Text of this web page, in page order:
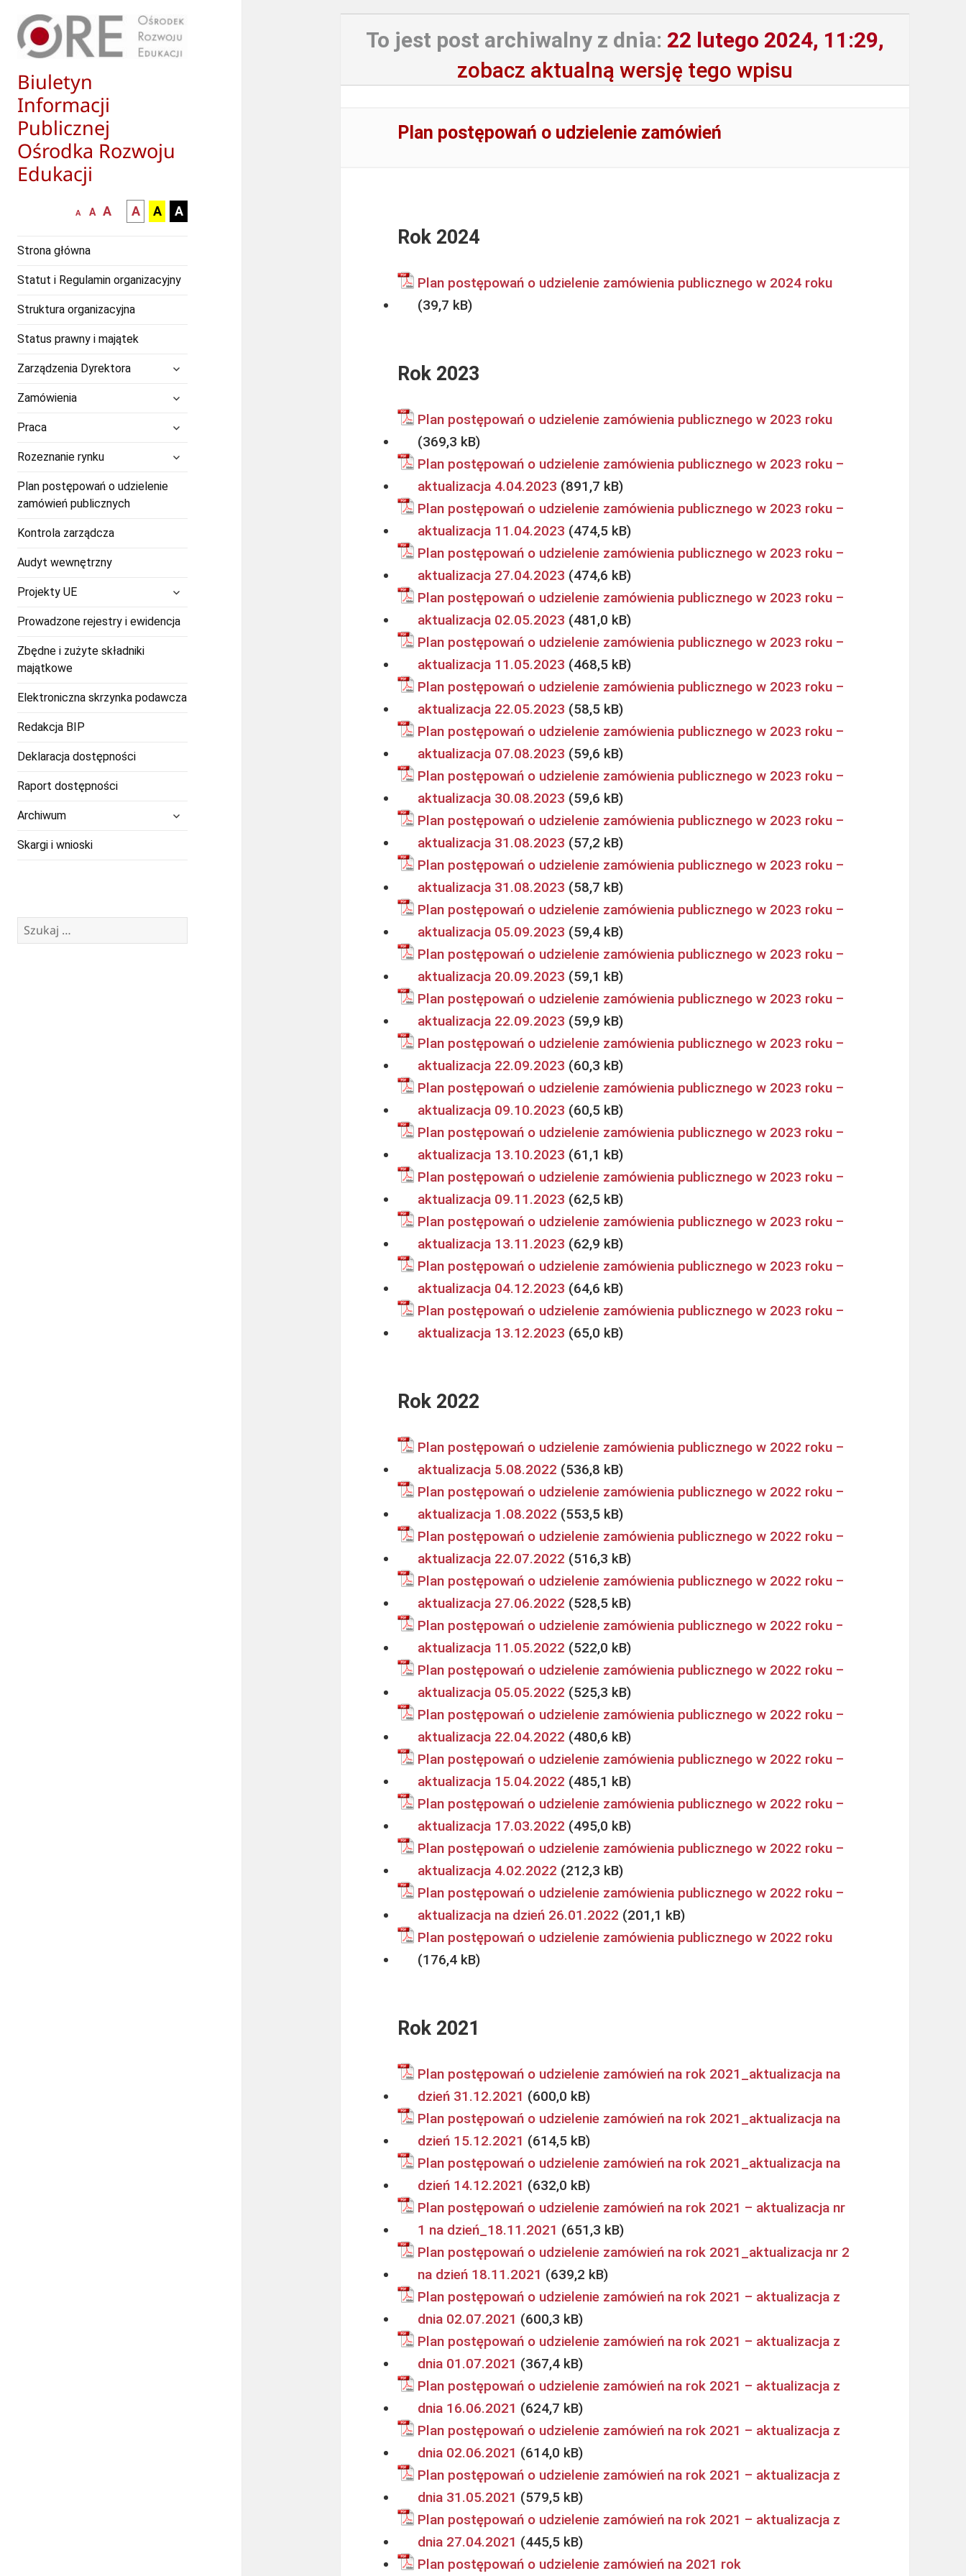
Biuletyn
Informacji
Publicznej
Ośrodka Rozwoju
Edukacji
mniejsza
A
normalna
A
większa-
czcionka
A
kontrast
czarny
białym
A
kontrast
czarny
zółtym
A
kontrast
żółty
A
Strona główna
Statut i Regulamin organizacyjny
Struktura organizacyjna
Status prawny i majątek
Zarządzenia Dyrektora
rozwiń
menu
Zamówienia
Praca
Rozeznanie rynkurozwiń
menu
potomne
Plan postępowań o udzielenie
zamówień publicznych
Kontrola zarządcza
Audyt wewnętrzny
Projekty UE
potomne
Prowadzone rejestry i ewidencja
Zbędne i zużyte składniki
majątkowe
Elektroniczna skrzynka podawcza
Redakcja BIP
Deklaracja dostępności
Raport dostępności
Archiwum
Skargi i wnioski
Szukaj:
To jest post archiwalny z dnia: 22 lutego 2024, 11:29,
zobacz aktualną wersję tego wpisu
Plan postępowań o udzielenie zamówień
Rok 2024
Plan postępowań o udzielenie zamówienia publicznego w 2024 roku
Rok 2023
Plan postępowań o udzielenie zamówienia publicznego w 2023 roku
Plan postępowań o udzielenie zamówienia publicznego w 2023 roku –
aktualizacja 4.04.2023
Plan postępowań o udzielenie zamówienia publicznego w 2023 roku –
aktualizacja 11.04.2023
Plan postępowań o udzielenie zamówienia publicznego w 2023 roku –
aktualizacja 27.04.2023
Plan postępowań o udzielenie zamówienia publicznego w 2023 roku –
aktualizacja 02.05.2023
Plan postępowań o udzielenie zamówienia publicznego w 2023 roku –
aktualizacja 11.05.2023
Plan postępowań o udzielenie zamówienia publicznego w 2023 roku –
aktualizacja 22.05.2023
Plan postępowań o udzielenie zamówienia publicznego w 2023 roku –
aktualizacja 07.08.2023
Plan postępowań o udzielenie zamówienia publicznego w 2023 roku –
aktualizacja 30.08.2023
Plan postępowań o udzielenie zamówienia publicznego w 2023 roku –
aktualizacja 31.08.2023
Plan postępowań o udzielenie zamówienia publicznego w 2023 roku –
aktualizacja 31.08.2023
Plan postępowań o udzielenie zamówienia publicznego w 2023 roku –
aktualizacja 05.09.2023
Plan postępowań o udzielenie zamówienia publicznego w 2023 roku –
aktualizacja 20.09.2023
Plan postępowań o udzielenie zamówienia publicznego w 2023 roku –
aktualizacja 22.09.2023
Plan postępowań o udzielenie zamówienia publicznego w 2023 roku –
aktualizacja 22.09.2023
Plan postępowań o udzielenie zamówienia publicznego w 2023 roku –
aktualizacja 09.10.2023
Plan postępowań o udzielenie zamówienia publicznego w 2023 roku –
aktualizacja 13.10.2023
Plan postępowań o udzielenie zamówienia publicznego w 2023 roku –
aktualizacja 09.11.2023
Plan postępowań o udzielenie zamówienia publicznego w 2023 roku –
aktualizacja 13.11.2023
Plan postępowań o udzielenie zamówienia publicznego w 2023 roku –
aktualizacja 04.12.2023
Plan postępowań o udzielenie zamówienia publicznego w 2023 roku –
aktualizacja 13.12.2023
Rok 2022
Plan postępowań o udzielenie zamówienia publicznego w 2022 roku –
aktualizacja 5.08.2022
Plan postępowań o udzielenie zamówienia publicznego w 2022 roku –
aktualizacja 1.08.2022
Plan postępowań o udzielenie zamówienia publicznego w 2022 roku –
aktualizacja 22.07.2022
Plan postępowań o udzielenie zamówienia publicznego w 2022 roku –
aktualizacja 27.06.2022
Plan postępowań o udzielenie zamówienia publicznego w 2022 roku −
aktualizacja 11.05.2022
Plan postępowań o udzielenie zamówienia publicznego w 2022 roku –
aktualizacja 05.05.2022
Plan postępowań o udzielenie zamówienia publicznego w 2022 roku –
aktualizacja 22.04.2022
Plan postępowań o udzielenie zamówienia publicznego w 2022 roku –
aktualizacja 15.04.2022
Plan postępowań o udzielenie zamówienia publicznego w 2022 roku –
aktualizacja 17.03.2022
Plan postępowań o udzielenie zamówienia publicznego w 2022 roku –
aktualizacja 4.02.2022
Plan postępowań o udzielenie zamówienia publicznego w 2022 roku –
aktualizacja na dzień 26.01.2022
Plan postępowań o udzielenie zamówienia publicznego w 2022 roku
Rok 2021
Plan postępowań o udzielenie zamówień na rok 2021_aktualizacja na
dzień 31.12.2021
Plan postępowań o udzielenie zamówień na rok 2021_aktualizacja na
dzień 15.12.2021
Plan postępowań o udzielenie zamówień na rok 2021_aktualizacja na
dzień 14.12.2021
Plan postępowań o udzielenie zamówień na rok 2021 – aktualizacja nr
1 na dzień_18.11.2021
Plan postępowań o udzielenie zamówień na rok 2021_aktualizacja nr 2
na dzień 18.11.2021
Plan postępowań o udzielenie zamówień na rok 2021 – aktualizacja z
dnia 02.07.2021
Plan postępowań o udzielenie zamówień na rok 2021 – aktualizacja z
dnia 01.07.2021
Plan postępowań o udzielenie zamówień na rok 2021 – aktualizacja z
dnia 16.06.2021
Plan postępowań o udzielenie zamówień na rok 2021 – aktualizacja z
dnia 02.06.2021
Plan postępowań o udzielenie zamówień na rok 2021 – aktualizacja z
dnia 31.05.2021
Plan postępowań o udzielenie zamówień na rok 2021 – aktualizacja z
dnia 27.04.2021
Plan postępowań o udzielenie zamówień na 2021 rok